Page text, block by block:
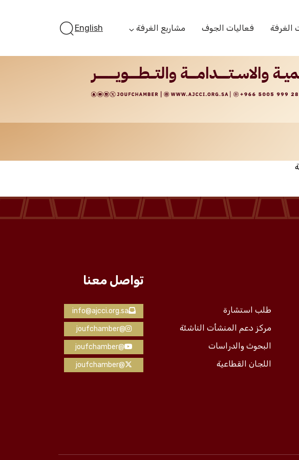
والدراسات
الغرفة فعاليات الجوف مشاريع الغرفة
أستثمر بالجوف
الجوف ستارت أب
English
طلب استشارة
مركز دعم المنشأت الناشئة
البحوث والدراسات
اللجان القطاعية
تواصل معنا
info@ajcci.org.sa
@joufchamber
@joufchamber
@joufchamber